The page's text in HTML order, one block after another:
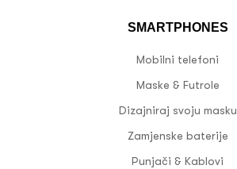
SMARTPHONES
Mobilni telefoni
Maske & Futrole
Dizajniraj svoju masku
Zamjenske baterije
Punjači & Kablovi